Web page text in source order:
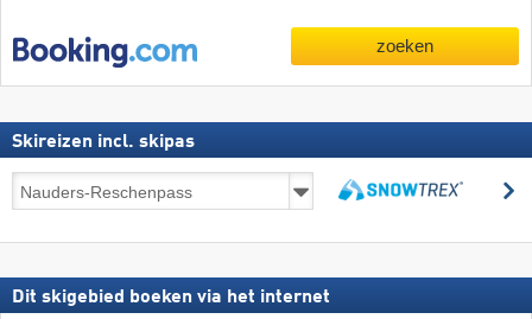
zoeken
Skireizen incl. skipas
incl.
Dit skigebied boeken via het internet